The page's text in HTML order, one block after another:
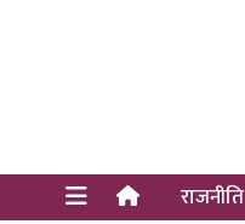
राजनीति